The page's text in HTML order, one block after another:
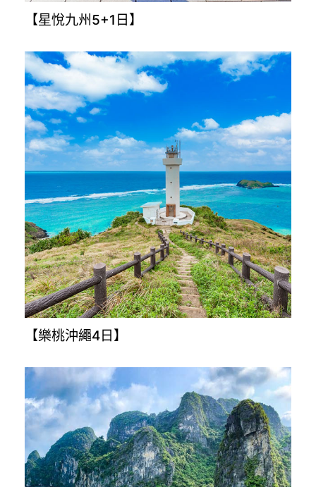
【星悅九州5+1日】
【樂桃沖繩4日】